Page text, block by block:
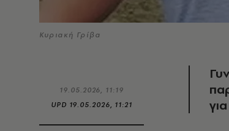
Κυριακή Γρίβα
19.05.2026, 11:19
UPD 19.05.2026, 11:21